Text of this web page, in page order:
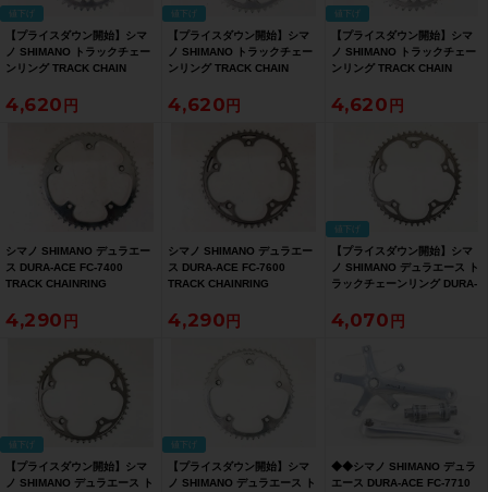
値下げ
【プライスダウン開始】シマ
ノ SHIMANO トラックチェー
ンリング TRACK CHAIN
リング 〇【お買い得SALE】
4,620
値下げ
【プライスダウン開始】シマ
ノ SHIMANO トラックチェー
ンリング TRACK CHAIN
リング 〇【お買い得SALE】
4,620
値下げ
【プライスダウン開始】シマ
ノ SHIMANO トラックチェー
ンリング TRACK CHAIN
リング 〇【お買い得SALE】
4,620
シマノ SHIMANO デュラエー
ス DURA-ACE FC-7400
TRACK CHAINRING
4,290
シマノ SHIMANO デュラエー
ス DURA-ACE FC-7600
TRACK CHAINRING
4,290
値下げ
【プライスダウン開始】シマ
ノ SHIMANO デュラエース ト
ラックチェーンリング DURA-
チェーンリング 〇【お買い得
SALE】
4,070
値下げ
【プライスダウン開始】シマ
ノ SHIMANO デュラエース ト
値下げ
【プライスダウン開始】シマ
ノ SHIMANO デュラエース ト
◆◆シマノ SHIMANO デュラ
エース DURA-ACE FC-7710